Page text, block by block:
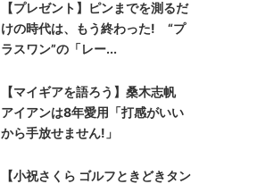
【プレゼント】ピンまでを測るだ
けの時代は、もう終わった! “プ
ラスワン”の「レー...
【マイギアを語ろう】桑木志帆
アイアンは8年愛用「打感がいい
から手放せません!」
【小祝さくら ゴルフときどきタン